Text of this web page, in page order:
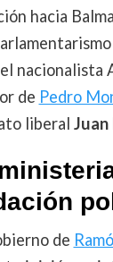
hacia
nacionalista
de Pedro
liberal Juan
de